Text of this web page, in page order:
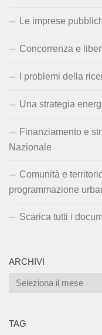
Le imprese
Concorrenza e
I problemi della
Una strategia
Finanziamento e
Nazionale
Comunità e
programmazione
Scarica tutti i
ARCHIVI
Archivi
TAG